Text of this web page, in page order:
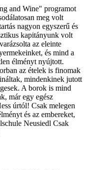
and Wine" programot
meg volt
nagyon egyszerű és
kapitányunk volt
az eleinte
és mind a
élményt nyújtott.
az ételek is finomak
mindenkinek jutott
A borok is mind
már egy egész
úrtól! Csak melegen
és az embereket,
Neusiedl Csak